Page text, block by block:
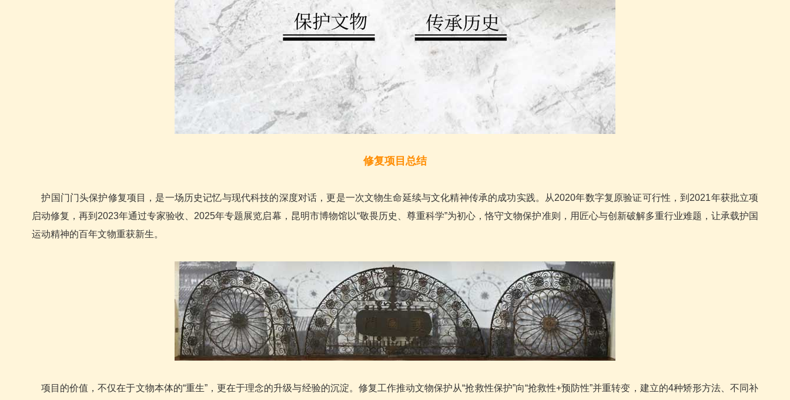
修复项目总结
护国门门头保护修复项目，是一场历史记忆与现代科技的深度对话，更是一次文物生命延续与文化精神传承的成功实践。从2020年数字复原验证可行性，到2021年获批立项
启动修复，再到2023年通过专家验收、2025年专题展览启幕，昆明市博物馆以“敬畏历史、尊重科学”为初心，恪守文物保护准则，用匠心与创新破解多重行业难题，让承载护国
运动精神的百年文物重获新生。
项目的价值，不仅在于文物本体的“重生”，更在于理念的升级与经验的沉淀。修复工作推动文物保护从“抢救性保护”向“抢救性+预防性”并重转变，建立的4种矫形方法、不同补